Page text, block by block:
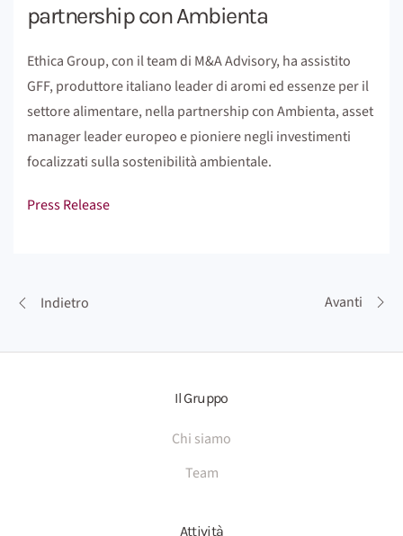
partnership con Ambienta
Ethica Group, con il team di M&A Advisory, ha assistito
GFF, produttore italiano leader di aromi ed essenze per il
settore alimentare, nella partnership con Ambienta, asset
manager leader europeo e pioniere negli investimenti
focalizzati sulla sostenibilità ambientale.
Press Release
Indietro Avanti
Il Gruppo
Chi siamo
Team
Attività